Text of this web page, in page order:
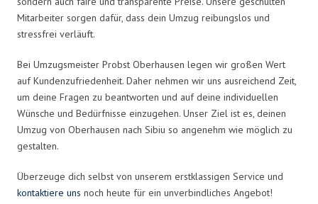
Mitarbeiter sorgen dafür, dass dein Umzug reibungslos und
stressfrei verläuft.
Bei Umzugsmeister Probst Oberhausen legen wir großen Wert
auf Kundenzufriedenheit. Daher nehmen wir uns ausreichend Zeit,
um deine Fragen zu beantworten und auf deine individuellen
Wünsche und Bedürfnisse einzugehen. Unser Ziel ist es, deinen
Umzug von Oberhausen nach Sibiu so angenehm wie möglich zu
gestalten.
Überzeuge dich selbst von unserem erstklassigen Service und
kontaktiere uns noch heute für ein unverbindliches Angebot!